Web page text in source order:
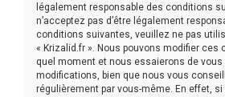
légalement responsable des conditions
n’acceptez pas d’être légalement
conditions suivantes, veuillez ne pas
« Krizalid.fr ». Nous pouvons modifier ces
quel moment et nous essaierons de
modifications, bien que nous vous
régulièrement par vous-même. En effet,